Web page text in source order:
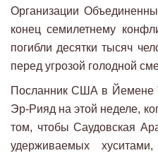
Организации
конец семилетнему
погибли десятки тысяч
перед угрозой голодной
Посланник США в Йемене
Эр-Рияд на этой неделе,
том, чтобы Саудовская
удерживаемых